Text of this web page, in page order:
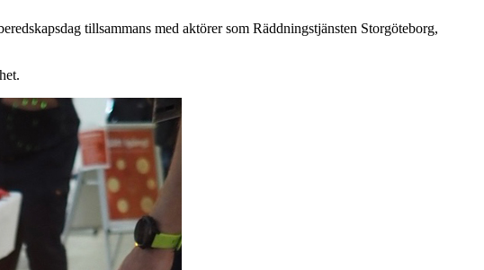
tillsammans med aktörer som Räddningstjänsten Storgöteborg,